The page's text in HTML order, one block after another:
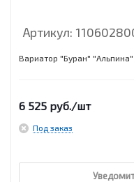
Артикул:
Вариатор "Буран"
6 525 руб./шт
Под заказ